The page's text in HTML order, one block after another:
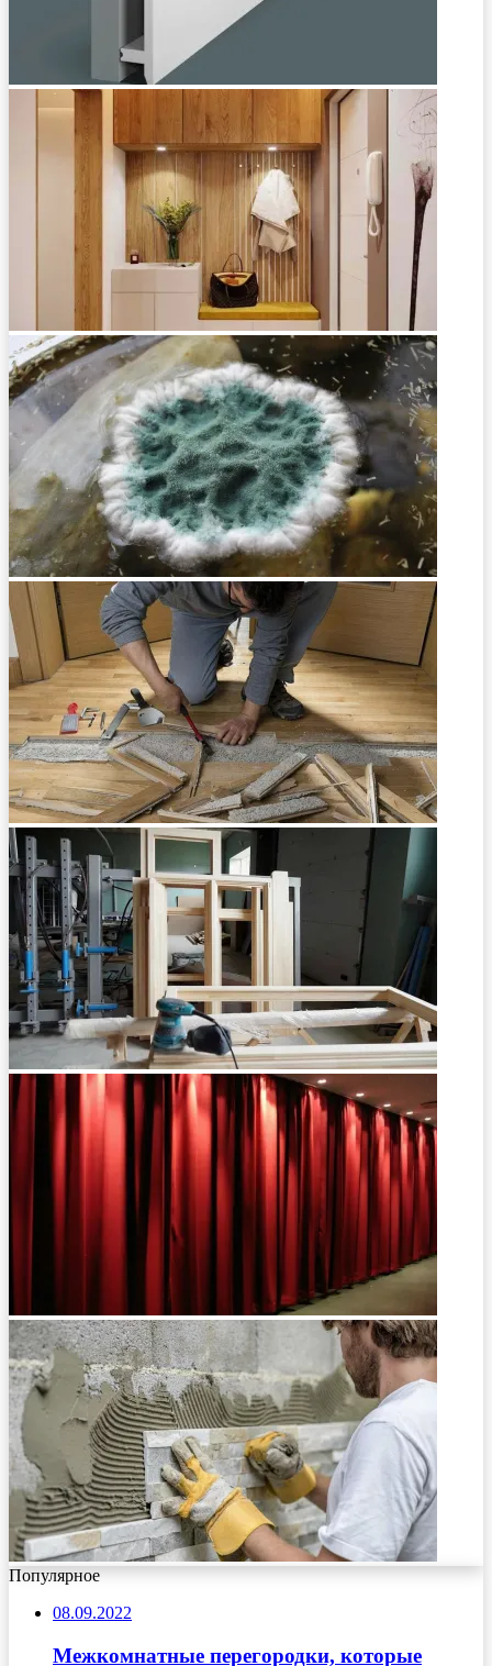
Популярное
08.09.2022
Межкомнатные перегородки, которые